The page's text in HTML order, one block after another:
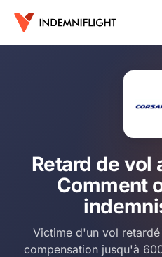
Retard de vol
Comment
Victime d'un vol
compensation jusqu'à